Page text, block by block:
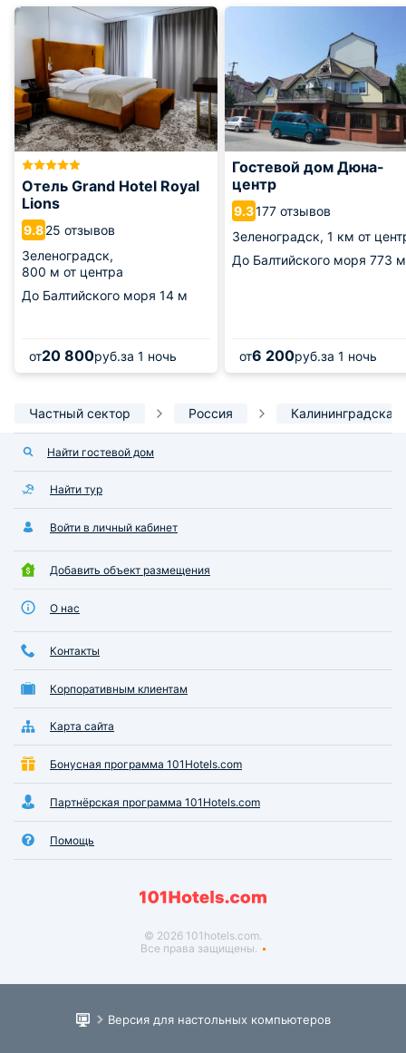
Отель Grand Hotel Royal
Lions
9.825 отзывов
Зеленоградск,
800 м от центра
До Балтийского моря 14 м
от20 800руб.за 1 ночь
Гостевой дом Дюна-
центр
9.3177 отзывов
Зеленоградск, 1 км от
До Балтийского моря 773 м
от6 200руб.за 1 ночь
Частный сектор Россия Калининградская
Найти гостевой дом
Найти тур
Войти в личный кабинет
Добавить объект размещения
О нас
Контакты
Корпоративным клиентам
Карта сайта
Бонусная программа 101Hotels.com
Партнёрская программа 101Hotels.com
Помощь
© 2026 101hotels.com.
Все права защищены.
Версия для настольных компьютеров